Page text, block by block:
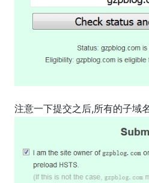
注意一下提交之后,所有的子域